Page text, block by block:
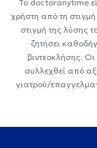
Το doctoranytime
χρήστη από τη
στιγμή της λύσης
ζητήσει
βιντεοκλήσης.
συλλεχθεί από
γιατρού/